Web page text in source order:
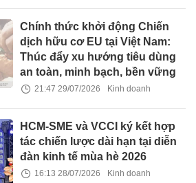
Chính thức khởi động Chiến
dịch hữu cơ EU tại Việt Nam:
Thúc đẩy xu hướng tiêu dùng
an toàn, minh bạch, bền vững
21:47 29/07/2026 Kinh doanh
HCM-SME và VCCI ký kết hợp
tác chiến lược dài hạn tại diễn
đàn kinh tế mùa hè 2026
16:13 28/07/2026 Kinh doanh